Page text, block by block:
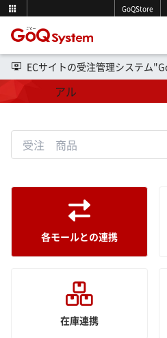
GoQStore
ECサイトの受注管理システム
操作マニュアル
各モールとの連携
在庫連携